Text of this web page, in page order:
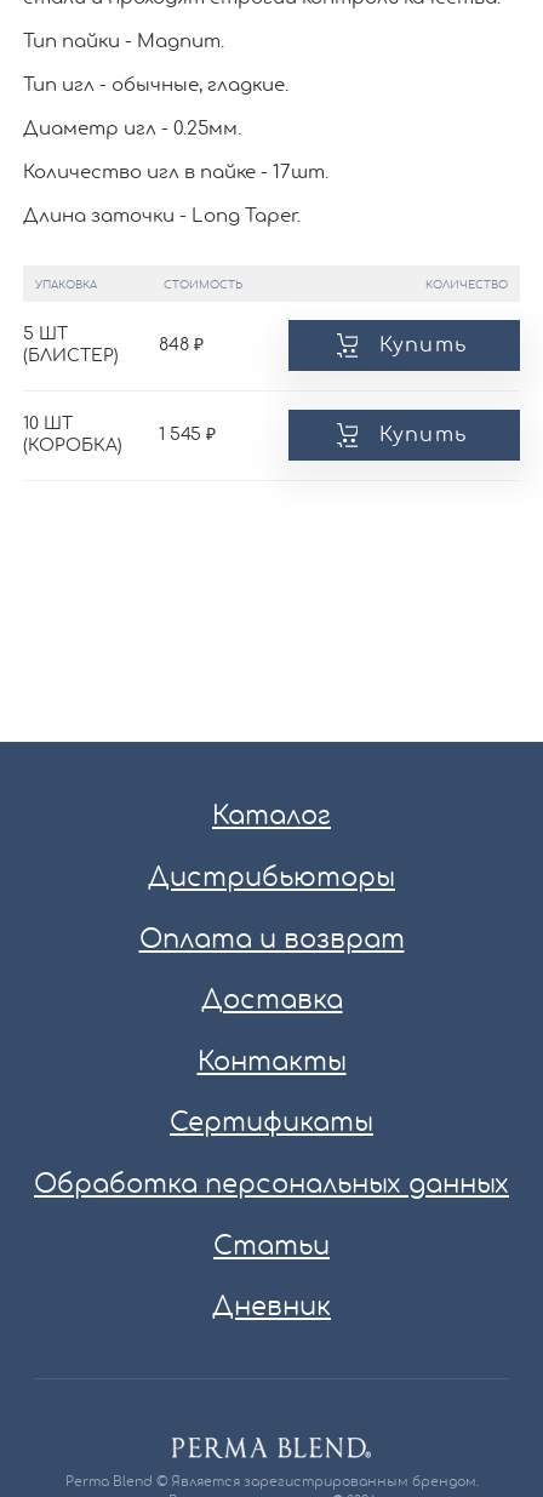
Тип пайки - Magnum.
Тип игл - обычные, гладкие.
Диаметр игл - 0.25мм.
Количество игл в пайке - 17шт.
Длина заточки - Long Taper.
УПАКОВКА СТОИМОСТЬ КОЛИЧЕСТВО
5 ШТ
(БЛИСТЕР)
848 Купить
10 ШТ
(КОРОБКА)
1 545 Купить
Каталог
Дистрибьюторы
Оплата и возврат
Доставка
Контакты
Сертификаты
Обработка персональных данных
Статьи
Дневник
Perma Blend © Является зарегистрированным брендом.